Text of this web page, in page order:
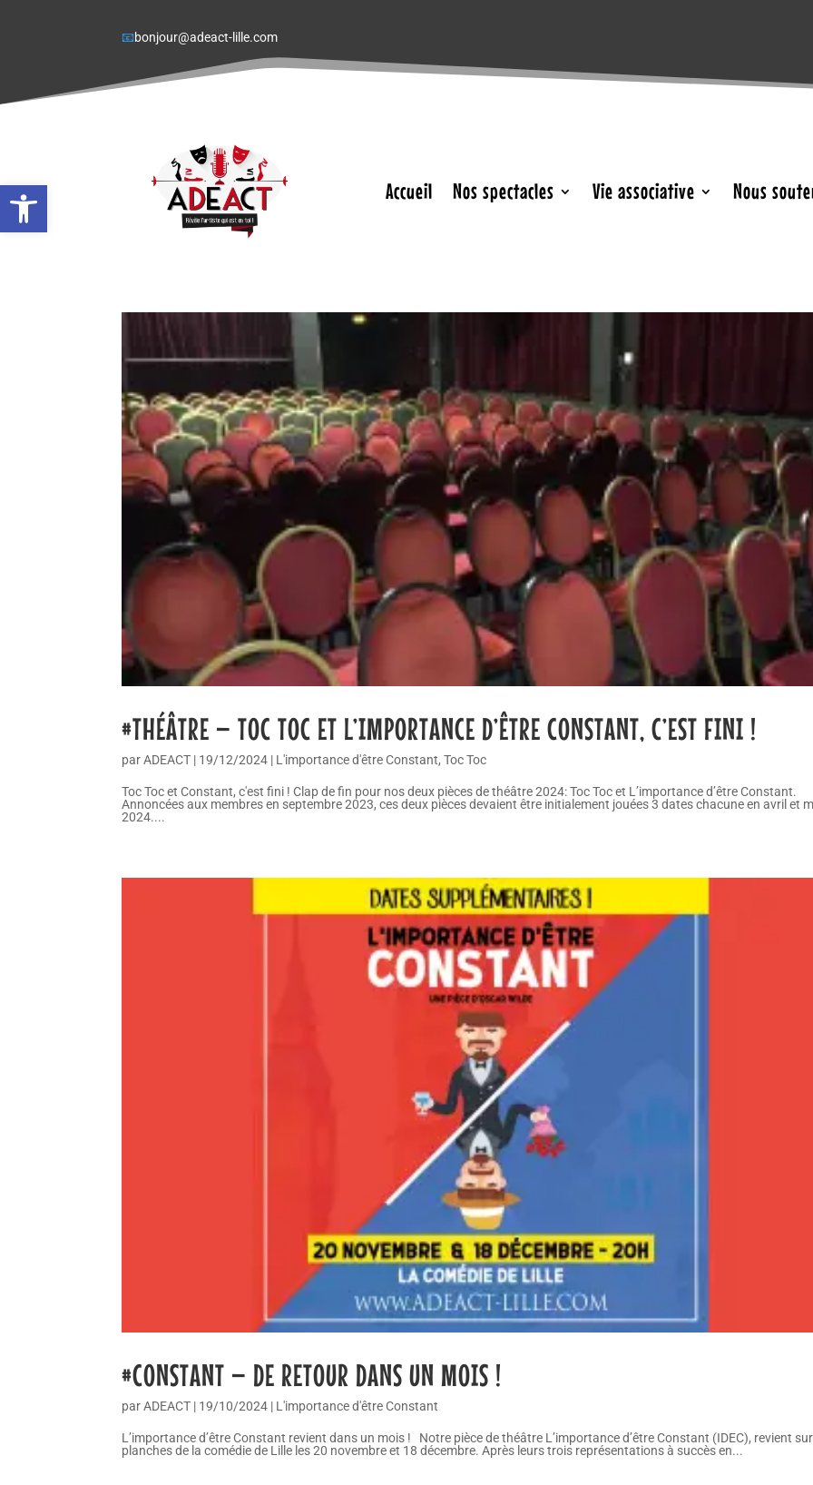
Ouvrir la barre d’outils
📧bonjour@adeact-lille.com
Accueil Nos spectacles Vie associative Nous
#THÉÂTRE – TOC TOC ET L’IMPORTANCE D’ÊTRE CONSTANT, C’EST FINI !
parADEACT | 19/12/2024 | L'importance d'être Constant,Toc Toc
Toc Toc et Constant, c'est fini ! Clap de fin pour nos deux pièces de théâtre 2024: Toc Toc et L’importance d’être Constant.
Annoncées aux membres en septembre 2023, ces deux pièces devaient être initialement jouées 3 dates chacune en avril et
2024....
#CONSTANT – DE RETOUR DANS UN MOIS !
parADEACT | 19/10/2024 | L'importance d'être Constant
L’importance d’être Constant revient dans un mois ! Notre pièce de théâtre L’importance d’être Constant (IDEC), revient
planches de la comédie de Lille les 20 novembre et 18 décembre. Après leurs trois représentations à succès en...